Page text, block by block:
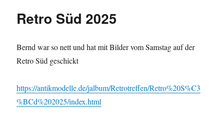
Retro Süd 2025
Bernd war so nett und hat mit Bilder vom Samstag auf der
Retro Süd geschickt
https://antikmodelle.de/jalbum/Retrotreffen/Retro%20S%C3
%BCd%202025/index.html